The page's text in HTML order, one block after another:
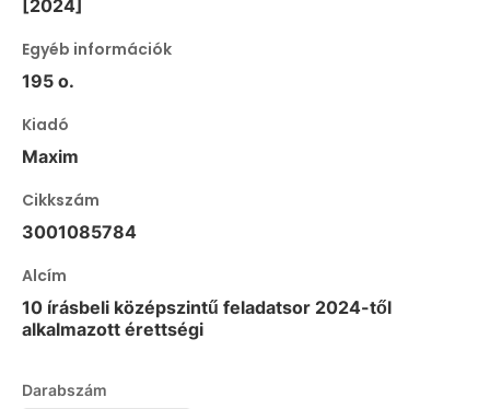
[2024]
Egyéb információk
195 o.
Kiadó
Maxim
Cikkszám
3001085784
Alcím
10 írásbeli középszintű feladatsor 2024-től
alkalmazott érettségi
Darabszám